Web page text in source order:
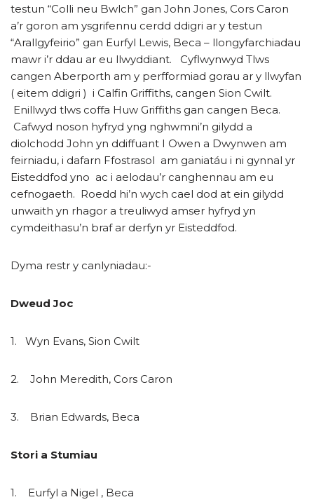
testun “Colli neu Bwlch” gan John Jones, Cors Caron
a’r goron am ysgrifennu cerdd ddigri ar y testun
“Arallgyfeirio” gan Eurfyl Lewis, Beca – llongyfarchiadau
mawr i’r ddau ar eu llwyddiant. Cyflwynwyd Tlws
cangen Aberporth am y perfformiad gorau ar y llwyfan
( eitem ddigri ) i Calfin Griffiths, cangen Sion Cwilt.
Enillwyd tlws coffa Huw Griffiths gan cangen Beca.
Cafwyd noson hyfryd yng nghwmni’n gilydd a
diolchodd John yn ddiffuant I Owen a Dwynwen am
feirniadu, i dafarn Ffostrasol am ganiatáu i ni gynnal yr
Eisteddfod yno ac i aelodau’r canghennau am eu
cefnogaeth. Roedd hi’n wych cael dod at ein gilydd
unwaith yn rhagor a treuliwyd amser hyfryd yn
cymdeithasu’n braf ar derfyn yr Eisteddfod.
Dyma restr y canlyniadau:-
Dweud Joc
1. Wyn Evans, Sion Cwilt
2. John Meredith, Cors Caron
3. Brian Edwards, Beca
Stori a Stumiau
1. Eurfyl a Nigel , Beca